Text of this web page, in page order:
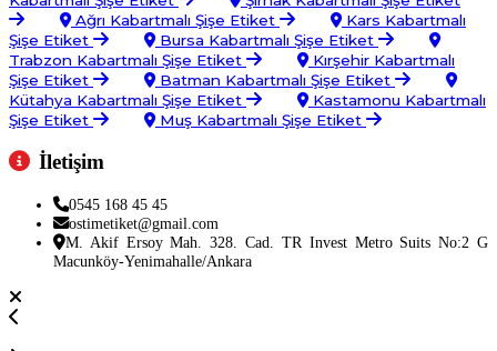
Ağrı Kabartmalı Şişe Etiket
Kars Kabartmalı
Şişe Etiket
Bursa Kabartmalı Şişe Etiket
Trabzon Kabartmalı Şişe Etiket
Kırşehir Kabartmalı
Şişe Etiket
Batman Kabartmalı Şişe Etiket
Kütahya Kabartmalı Şişe Etiket
Kastamonu Kabartmalı
Şişe Etiket
Muş Kabartmalı Şişe Etiket
İletişim
0545 168 45 45
ostimetiket@gmail.com
M. Akif Ersoy Mah. 328. Cad. TR Invest Metro Suits No:2 G
Macunköy-Yenimahalle/Ankara